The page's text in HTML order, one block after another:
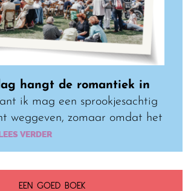
hangt de romantiek in
ik mag een sprookjesachtig
weggeven, zomaar omdat het
VERDER
EEN GOED BOEK